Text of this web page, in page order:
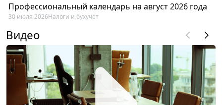
Профессиональный календарь на август 2026 года
30 июля 2026Налоги и бухучет
Видео